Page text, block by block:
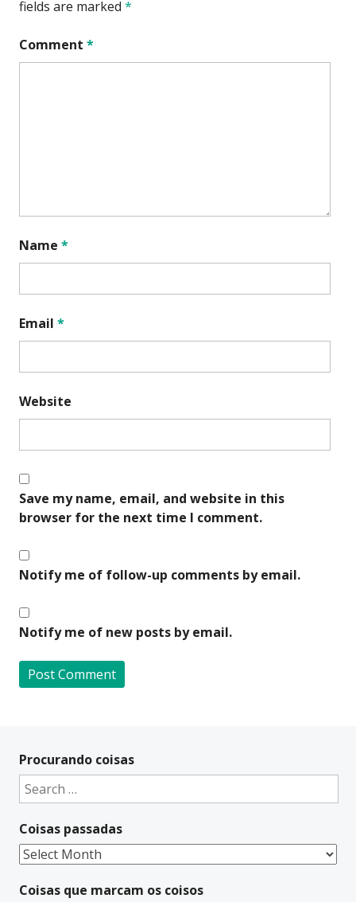
fields are marked *
Comment *
Name *
Email *
Website
Save my name, email, and website in this
browser for the next time I comment.
Notify me of follow-up comments by email.
Notify me of new posts by email.
t
e
a
t
i
v
Procurando coisas
Search
for:
Coisas passadas
Coisas
Coisas que marcam os coisos